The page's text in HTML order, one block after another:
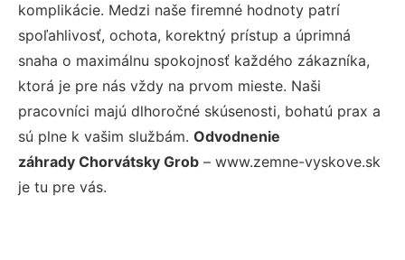
komplikácie. Medzi naše firemné hodnoty patrí
spoľahlivosť, ochota, korektný prístup a úprimná
snaha o maximálnu spokojnosť každého zákazníka,
ktorá je pre nás vždy na prvom mieste. Naši
pracovníci majú dlhoročné skúsenosti, bohatú prax a
sú plne k vašim službám. Odvodnenie
záhrady Chorvátsky Grob – www.zemne-vyskove.sk
je tu pre vás.